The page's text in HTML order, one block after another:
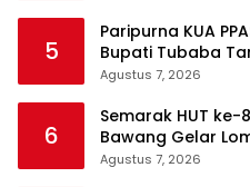
5
Paripurna KUA
Bupati Tubaba
Daerah Rp820,3
Agustus 7, 2026
6
Semarak HUT ke-
Bawang Gelar
Agustus 7, 2026